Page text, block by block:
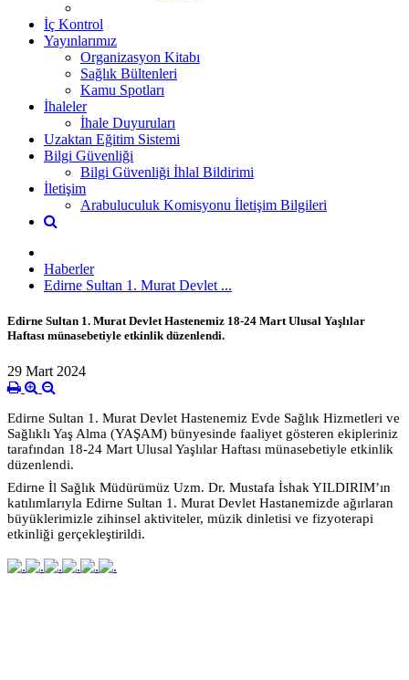
İç Kontrol
Yayınlarımız
Organizasyon Kitabı
Sağlık Bültenleri
Kamu Spotları
İhaleler
İhale Duyuruları
Uzaktan Eğitim Sistemi
Bilgi Güvenliği
Bilgi Güvenliği İhlal Bildirimi
İletişim
Arabuluculuk Komisyonu İletişim Bilgileri
Haberler
Edirne Sultan 1. Murat Devlet ...
Edirne Sultan 1. Murat Devlet Hastenemiz 18-24 Mart Ulusal Yaşlılar
Haftası münasebetiyle etkinlik düzenlendi.
29 Mart 2024
Edirne Sultan 1. Murat Devlet Hastenemiz Evde Sağlık Hizmetleri ve
Sağlıklı Yaş Alma (YAŞAM) bünyesinde faaliyet gösteren ekipleriniz
tarafından 18-24 Mart Ulusal Yaşlılar Haftası münasebetiyle etkinlik
düzenlendi.
Edirne İl Sağlık Müdürümüz Uzm. Dr. Mustafa İshak YILDIRIM’ın
katılımlarıyla Edirne Sultan 1. Murat Devlet Hastanemizde ağırlaran
büyüklerimizle zihinsel aktiviteler, müzik dinletisi ve fizyoterapi
etkinliği gerçekleştirildi.